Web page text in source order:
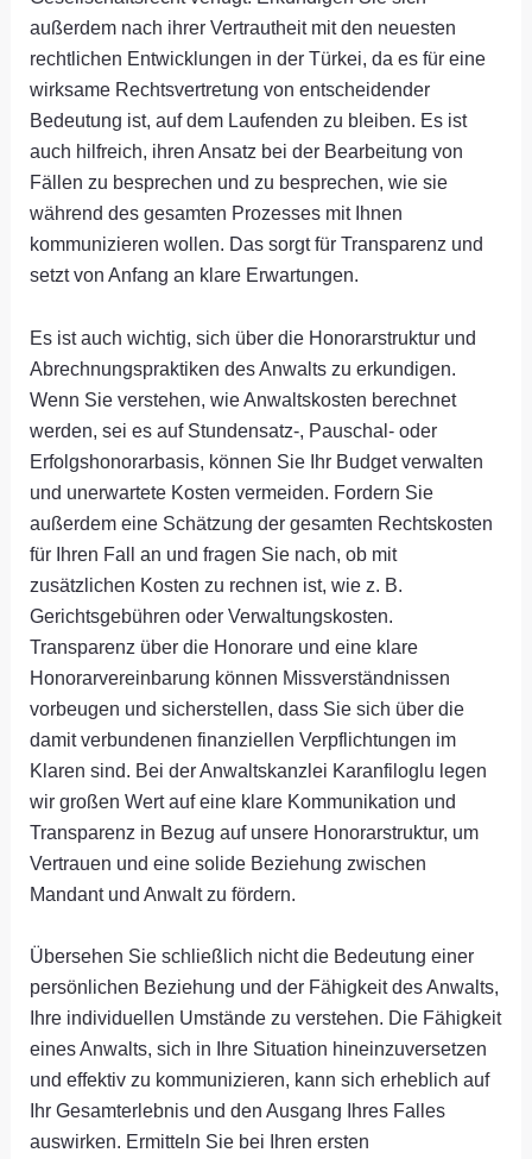
außerdem nach ihrer Vertrautheit mit den neuesten
rechtlichen Entwicklungen in der Türkei, da es für eine
wirksame Rechtsvertretung von entscheidender
Bedeutung ist, auf dem Laufenden zu bleiben. Es ist
auch hilfreich, ihren Ansatz bei der Bearbeitung von
Fällen zu besprechen und zu besprechen, wie sie
während des gesamten Prozesses mit Ihnen
kommunizieren wollen. Das sorgt für Transparenz und
setzt von Anfang an klare Erwartungen.
Es ist auch wichtig, sich über die Honorarstruktur und
Abrechnungspraktiken des Anwalts zu erkundigen.
Wenn Sie verstehen, wie Anwaltskosten berechnet
werden, sei es auf Stundensatz-, Pauschal- oder
Erfolgshonorarbasis, können Sie Ihr Budget verwalten
und unerwartete Kosten vermeiden. Fordern Sie
außerdem eine Schätzung der gesamten Rechtskosten
für Ihren Fall an und fragen Sie nach, ob mit
zusätzlichen Kosten zu rechnen ist, wie z. B.
Gerichtsgebühren oder Verwaltungskosten.
Transparenz über die Honorare und eine klare
Honorarvereinbarung können Missverständnissen
vorbeugen und sicherstellen, dass Sie sich über die
damit verbundenen finanziellen Verpflichtungen im
Klaren sind. Bei der Anwaltskanzlei Karanfiloglu legen
wir großen Wert auf eine klare Kommunikation und
Transparenz in Bezug auf unsere Honorarstruktur, um
Vertrauen und eine solide Beziehung zwischen
Mandant und Anwalt zu fördern.
Übersehen Sie schließlich nicht die Bedeutung einer
persönlichen Beziehung und der Fähigkeit des Anwalts,
Ihre individuellen Umstände zu verstehen. Die Fähigkeit
eines Anwalts, sich in Ihre Situation hineinzuversetzen
und effektiv zu kommunizieren, kann sich erheblich auf
Ihr Gesamterlebnis und den Ausgang Ihres Falles
auswirken. Ermitteln Sie bei Ihren ersten